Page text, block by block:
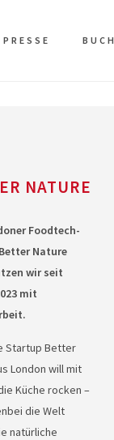
PRESSE BUCH
NATURE
Foodtech-
Nature
wir seit
mit
Startup Better
London will mit
Küche rocken –
die Welt
natürliche